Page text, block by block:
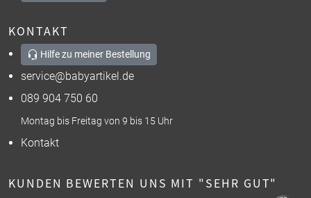
KONTAKT
Hilfe zu meiner Bestellung
service@babyartikel.de
089 904 750 60
Montag bis Freitag von 9 bis 15 Uhr
Kontakt
KUNDEN BEWERTEN UNS MIT "SEHR GUT"